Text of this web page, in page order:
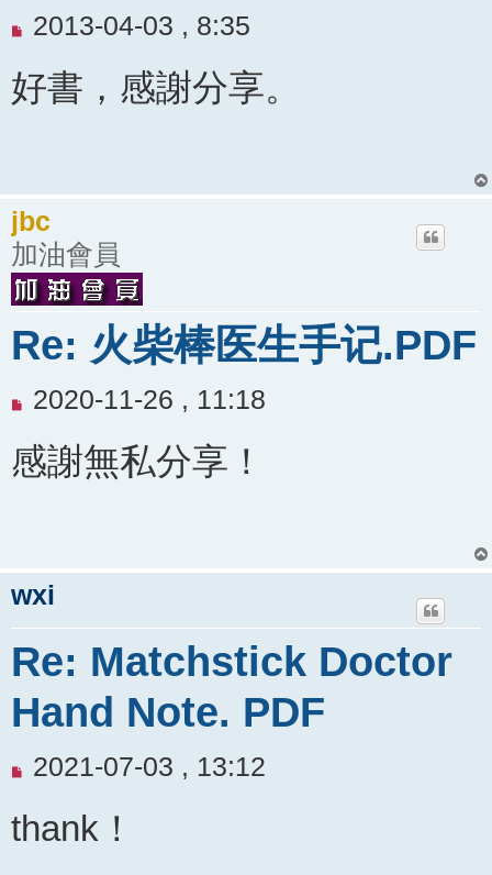
未
讀
2013-04-03 , 8:35
好書，感謝分享。
jbc
加油會員
Re: 火柴棒医生手记.PDF
未
讀
2020-11-26 , 11:18
感謝無私分享！
wxi
Re: Matchstick Doctor
Hand Note. PDF
未
讀
2021-07-03 , 13:12
thank！